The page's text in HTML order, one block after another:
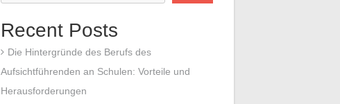
Recent Posts
Die Hintergründe des Berufs des
Aufsichtführenden an Schulen: Vorteile und
Herausforderungen